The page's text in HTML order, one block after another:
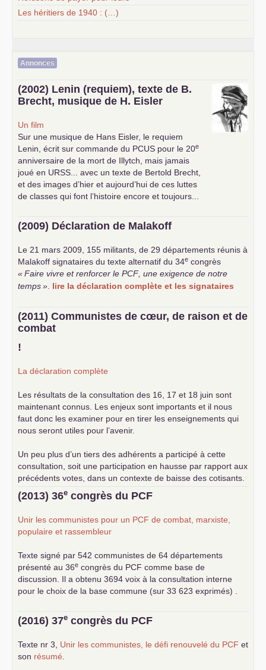
Les héritiers de 1940 : (…)
Annonces
(2002) Lenin (requiem), texte de B.
Brecht, musique de H. Eisler
Un film
Sur une musique de Hans Eisler, le requiem
Lenin, écrit sur commande du PCUS pour le 20e
anniversaire de la mort de Illytch, mais jamais
joué en URSS ... avec un texte de Bertold Brecht,
et des images d’hier et aujourd’hui de ces luttes
de classes qui font l’histoire encore et toujours...
(2009) Déclaration de Malakoff
Le 21 mars 2009, 155 militants, de 29 départements réunis à
Malakoff signataires du texte alternatif du 34e congrès
«Faire vivre et renforcer le PCF , une exigence de notre
temps» lire la déclaration complète et les signataires
(2011) Communistes de cœur, de raison et de
combat
!
La déclaration complète
Les résultats de la consultation des 16, 17 et 18 juin sont
maintenant connus. Les enjeux sont importants et il nous
faut donc les examiner pour en tirer les enseignements qui
nous seront utiles pour l’avenir.
Un peu plus d’un tiers des adhérents a participé à cette
consultation, soit une participation en hausse par rapport aux
précédents votes, dans un contexte de baisse des cotisants.
... lire la suite
(2013) 36e congrès du PCF
Unir les communistes pour un PCF de combat, marxiste,
populaire et rassembleur
Texte signé par 542 communistes de 64 départements
présenté au 36e congrès du PCF comme base de
discussion. Il a obtenu 3694 voix à la consultation interne
pour le choix de la base commune (sur 33 623 exprimés) .
(2016) 37e congrès du PCF
Texte nr 3, Unir les communistes, le défi renouvelé du PCF et
son résumé